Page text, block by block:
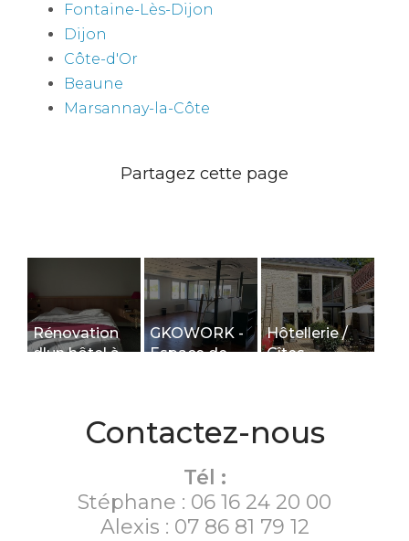
Fontaine-Lès-Dijon
Dijon
Côte-d'Or
Beaune
Marsannay-la-Côte
Rénovation
d'un hôtel à
GKOWORK -
Espace de
Hôtellerie /
Gîtes
Contactez-nous
Tél :
Stéphane : 06 16 24 20 00
Alexis : 07 86 81 79 12